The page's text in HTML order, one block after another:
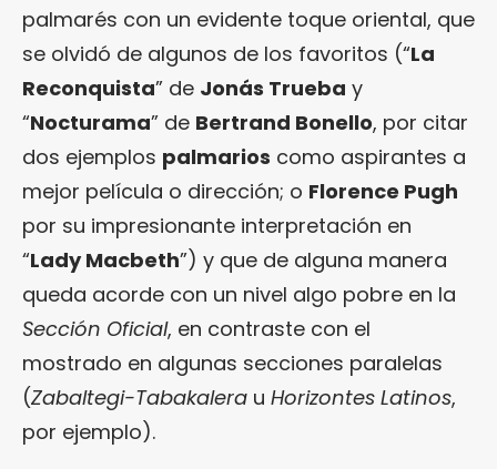
palmarés con un evidente toque oriental, que
se olvidó de algunos de los favoritos (“La
Reconquista” de Jonás Trueba y
“Nocturama” de Bertrand Bonello, por citar
dos ejemplos palmarios como aspirantes a
mejor película o dirección; o Florence Pugh
por su impresionante interpretación en
“Lady Macbeth”) y que de alguna manera
queda acorde con un nivel algo pobre en la
Sección Oficial, en contraste con el
mostrado en algunas secciones paralelas
(Zabaltegi-Tabakalera u Horizontes Latinos,
por ejemplo).